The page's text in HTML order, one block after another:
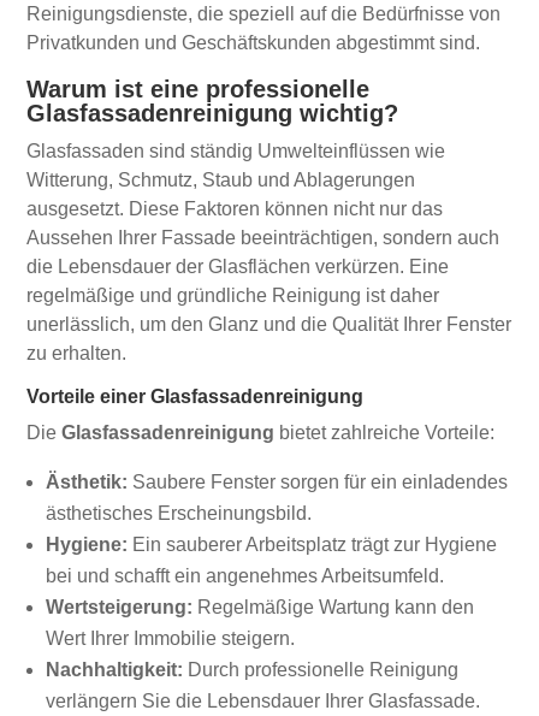
Reinigungsdienste, die speziell auf die Bedürfnisse von
Privatkunden und Geschäftskunden abgestimmt sind.
Warum ist eine professionelle
Glasfassadenreinigung wichtig?
Glasfassaden sind ständig Umwelteinflüssen wie
Witterung, Schmutz, Staub und Ablagerungen
ausgesetzt. Diese Faktoren können nicht nur das
Aussehen Ihrer Fassade beeinträchtigen, sondern auch
die Lebensdauer der Glasflächen verkürzen. Eine
regelmäßige und gründliche Reinigung ist daher
unerlässlich, um den Glanz und die Qualität Ihrer Fenster
zu erhalten.
Vorteile einer Glasfassadenreinigung
DieGlasfassadenreinigung bietet zahlreiche Vorteile:
Ästhetik: Saubere Fenster sorgen für ein einladendes
ästhetisches Erscheinungsbild.
Hygiene: Ein sauberer Arbeitsplatz trägt zur Hygiene
bei und schafft ein angenehmes Arbeitsumfeld.
Wertsteigerung: Regelmäßige Wartung kann den
Wert Ihrer Immobilie steigern.
Nachhaltigkeit: Durch professionelle Reinigung
verlängern Sie die Lebensdauer Ihrer Glasfassade.